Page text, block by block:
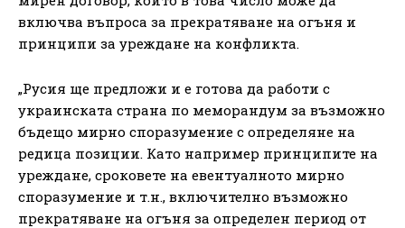
включва въпроса за прекратяване на огъня и
принципи за уреждане на конфликта.
„Русия ще предложи и е готова да работи с
украинската страна по меморандум за възможно
бъдещо мирно споразумение с определяне на
редица позиции. Като например принципите на
уреждане, сроковете на евентуалното мирно
споразумение и т.н., включително възможно
прекратяване на огъня за определен период от